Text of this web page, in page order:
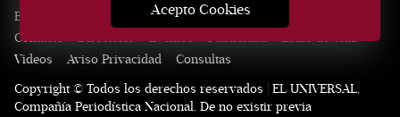
Acepto Cookies
Edición Impresa Noticias Quiénes somos
Contacto
Directorio Eventos Publicidad
Estilo de vida
Videos
Aviso Privacidad
Consultas
Copyright © Todos los derechos reservados | EL UNIVERSAL,
Compañía Periodística Nacional. De no existir previa